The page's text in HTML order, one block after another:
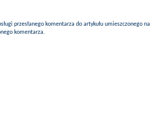
przesłanego komentarza do artykułu umieszczonego na
komentarza.